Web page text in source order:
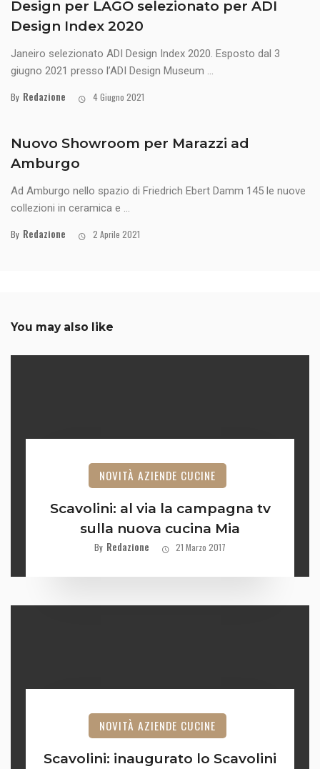
Design per LAGO selezionato per ADI
Design Index 2020
Janeiro selezionato ADI Design Index 2020. Esposto dal 3
giugno 2021 presso l’ADI Design Museum ...
By Redazione 4 Giugno 2021
Nuovo Showroom per Marazzi ad
Amburgo
Ad Amburgo nello spazio di Friedrich Ebert Damm 145 le nuove
collezioni in ceramica e ...
By Redazione 2 Aprile 2021
You may also like
NOVITÀ AZIENDE CUCINE
Scavolini: al via la campagna tv
sulla nuova cucina Mia
By Redazione 21 Marzo 2017
NOVITÀ AZIENDE CUCINE
Scavolini: inaugurato lo Scavolini